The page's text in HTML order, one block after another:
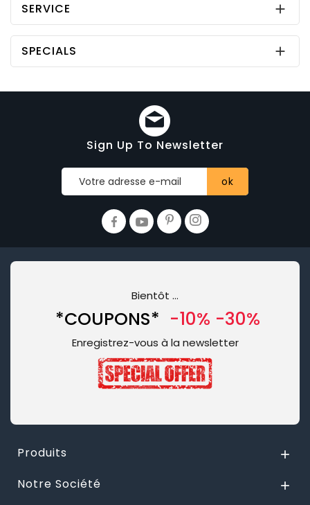
SERVICE 
SPECIALS 
Sign Up To Newsletter
Bientôt …
*COUPONS* -10% -30%
Enregistrez-vous à la newsletter
Produits 
Notre Société 